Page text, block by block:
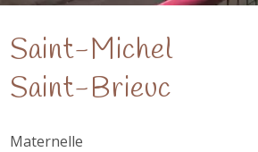
Saint-Michel
Saint-Brieuc
Maternelle